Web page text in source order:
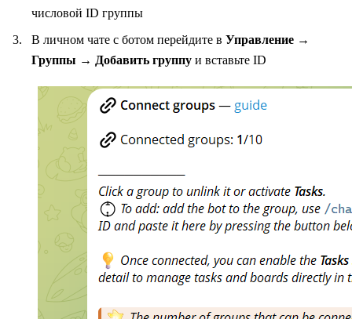
числовой ID группы
В личном чате с ботом перейдите в Управление →
Группы → Добавить группу и вставьте ID